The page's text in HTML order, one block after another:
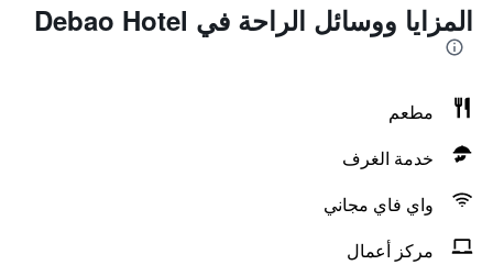
المزايا ووسائل الراحة في Debao Hotel
مطعم
خدمة الغرف
واي فاي مجاني
مركز أعمال